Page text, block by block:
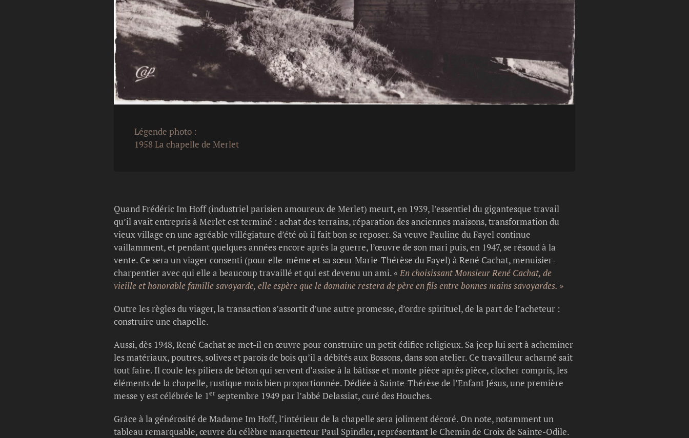
Légende photo :
1958 La chapelle de Merlet
Quand Frédéric Im Hoff (industriel parisien amoureux de Merlet) meurt, en 1939, l’essentiel du gigantesque travail
qu’il avait entrepris à Merlet est terminé : achat des terrains, réparation des anciennes maisons, transformation du
vieux village en une agréable villégiature d’été où il fait bon se reposer. Sa veuve Pauline du Fayel continue
vaillamment, et pendant quelques années encore après la guerre, l’œuvre de son mari puis, en 1947, se résoud à la
vente. Ce sera un viager consenti (pour elle-même et sa sœur Marie-Thérèse du Fayel) à René Cachat, menuisier-
charpentier avec qui elle a beaucoup travaillé et qui est devenu un ami. « En choisissant Monsieur René Cachat, de
vieille et honorable famille savoyarde, elle espère que le domaine restera de père en fils entre bonnes mains savoyardes. »
Outre les règles du viager, la transaction s’assortit d’une autre promesse, d’ordre spirituel, de la part de l’acheteur :
construire une chapelle.
Aussi, dès 1948, René Cachat se met-il en œuvre pour construire un petit édifice religieux. Sa jeep lui sert à acheminer
les matériaux, poutres, solives et parois de bois qu’il a débités aux Bossons, dans son atelier. Ce travailleur acharné sait
tout faire. Il coule les piliers de béton qui servent d’assise à la bâtisse et monte pièce après pièce, clocher compris, les
éléments de la chapelle, rustique mais bien proportionnée. Dédiée à Sainte-Thérèse de l’Enfant Jésus, une première
messe y est célébrée le 1er septembre 1949 par l’abbé Delassiat, curé des Houches.
Grâce à la générosité de Madame Im Hoff, l’intérieur de la chapelle sera joliment décoré. On note, notamment un
tableau remarquable, œuvre du célèbre marquetteur Paul Spindler, représentant le Chemin de Croix de Sainte-Odile.